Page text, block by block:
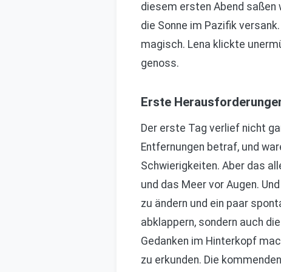
diesem ersten Abend saßen
die Sonne im Pazifik
magisch. Lena klickte
genoss.
Erste
Der erste Tag verlief nicht
Entfernungen betraf, und
Schwierigkeiten. Aber das
und das Meer vor Augen.
zu ändern und ein paar
abklappern, sondern auch
Gedanken im Hinterkopf
zu erkunden. Die